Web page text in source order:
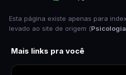
Esta página existe apenas para
levado ao site de origem (
Mais links pra você